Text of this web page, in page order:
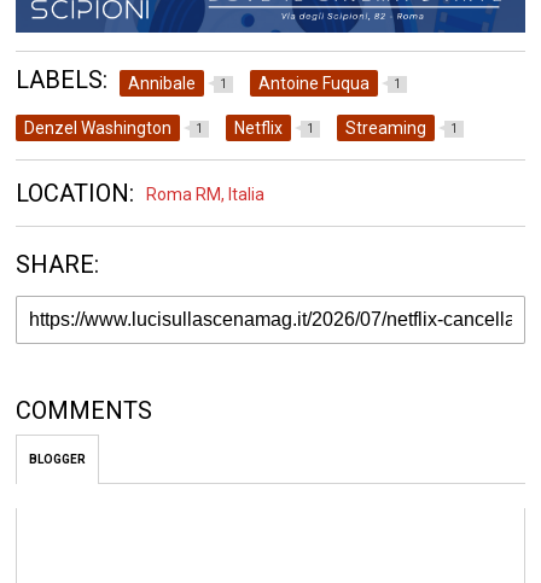
LABELS: Annibale 1 Antoine Fuqua 1
Denzel Washington 1 Netflix 1 Streaming 1
LOCATION: Roma RM, Italia
SHARE:
COMMENTS
BLOGGER